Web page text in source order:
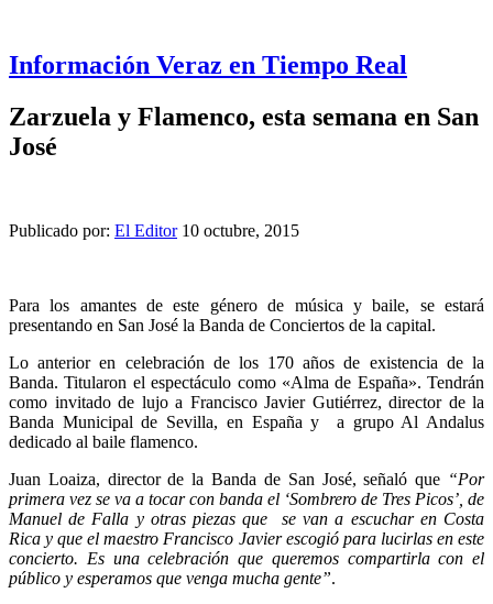
Información Veraz en Tiempo Real
Zarzuela y Flamenco, esta semana en San
José
Publicado por: El Editor 10 octubre, 2015
Para los amantes de este género de música y baile, se estará
presentando en San José la Banda de Conciertos de la capital.
Lo anterior en celebración de los 170 años de existencia de la
Banda. Titularon el espectáculo como «Alma de España». Tendrán
como invitado de lujo a Francisco Javier Gutiérrez, director de la
Banda Municipal de Sevilla, en España y a grupo Al Andalus
dedicado al baile flamenco.
Juan Loaiza, director de la Banda de San José, señaló que “Por
primera vez se va a tocar con banda el ‘Sombrero de Tres Picos’, de
Manuel de Falla y otras piezas que se van a escuchar en Costa
Rica y que el maestro Francisco Javier escogió para lucirlas en este
concierto. Es una celebración que queremos compartirla con el
público y esperamos que venga mucha gente”.